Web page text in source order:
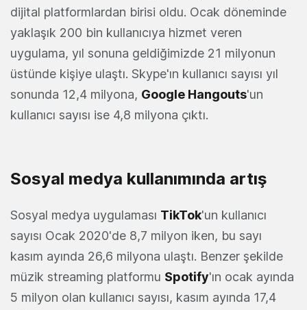
dijital platformlardan birisi oldu. Ocak döneminde
yaklaşık 200 bin kullanıcıya hizmet veren
uygulama, yıl sonuna geldiğimizde 21 milyonun
üstünde kişiye ulaştı. Skype'ın kullanıcı sayısı yıl
sonunda 12,4 milyona, Google Hangouts'un
kullanıcı sayısı ise 4,8 milyona çıktı.
Sosyal medya kullanımında artış
Sosyal medya uygulaması TikTok'un kullanıcı
sayısı Ocak 2020'de 8,7 milyon iken, bu sayı
kasım ayında 26,6 milyona ulaştı. Benzer şekilde
müzik streaming platformu Spotify'ın ocak ayında
5 milyon olan kullanıcı sayısı, kasım ayında 17,4